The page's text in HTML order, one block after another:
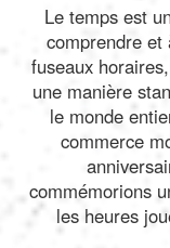
Le temps est
comprendre et
fuseaux
une manière
le monde
commerce
commémorions
les heures